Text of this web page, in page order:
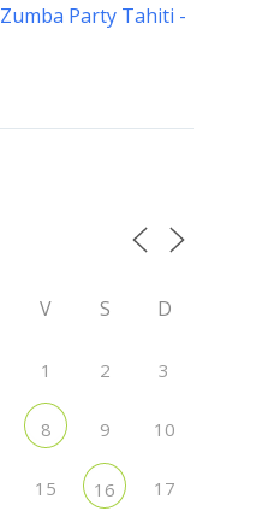
Zumba Party Tahiti -
V S D
1 2 3
8 9 10
15 16 17